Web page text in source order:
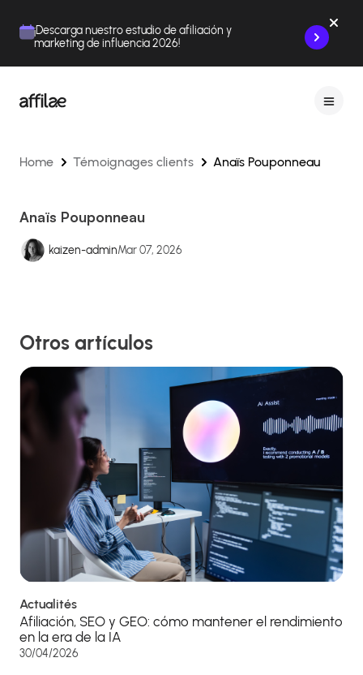
¡Descarga nuestro estudio de afiliación y
marketing de influencia 2026!
Home Témoignages clients Anaïs Pouponneau
Anaïs Pouponneau
kaizen-adminMar 07, 2026
Otros artículos
Actualités
Afiliación, SEO y GEO: cómo mantener el rendimiento
en la era de la IA
30/04/2026